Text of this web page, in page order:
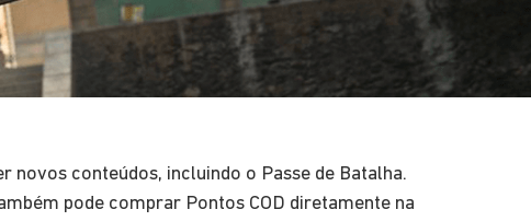
novos conteúdos, incluindo o Passe de Batalha.
pode comprar Pontos COD diretamente na